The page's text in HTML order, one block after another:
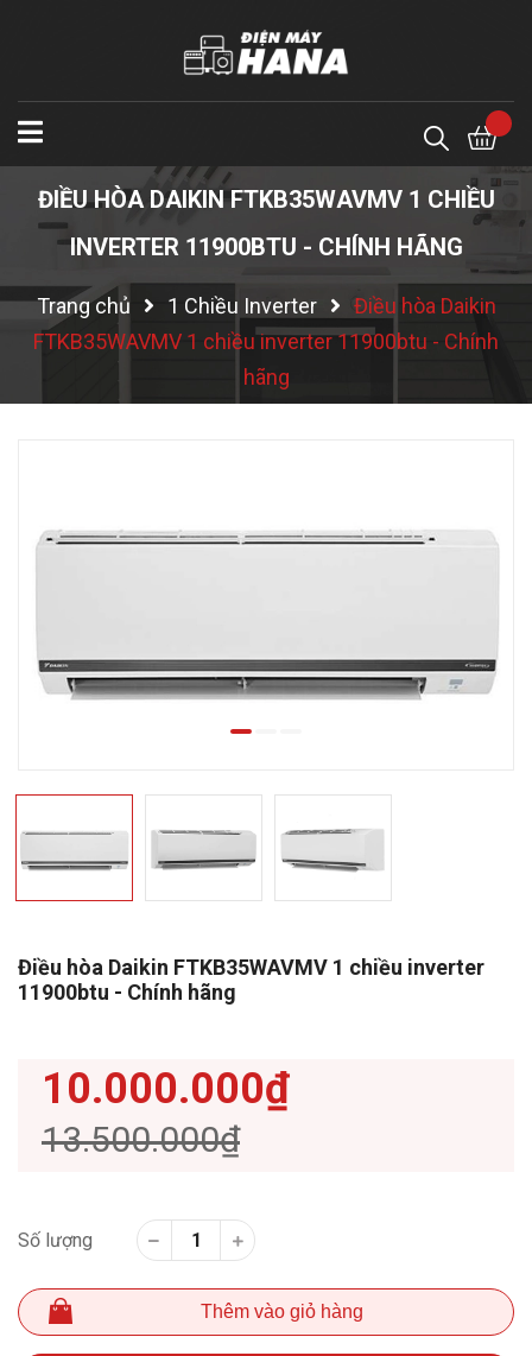
ĐIỀU HÒA DAIKIN FTKB35WAVMV 1 CHIỀU
INVERTER 11900BTU - CHÍNH HÃNG
Trang chủ 1 Chiều Inverter
Điều hòa Daikin
FTKB35WAVMV 1 chiều inverter 11900btu - Chính
hãng
Điều hòa Daikin FTKB35WAVMV 1 chiều inverter
11900btu - Chính hãng
10.000.000₫
13.500.000₫
Số lượng
Thêm vào giỏ hàng